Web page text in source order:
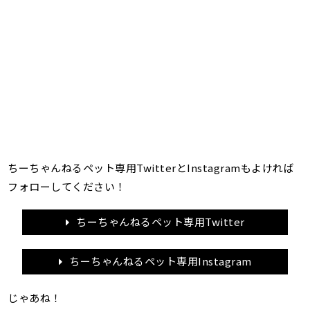
ちーちゃんねるペット専用TwitterとInstagramもよければ
フォローしてください！
ちーちゃんねるペット専用Twitter
ちーちゃんねるペット専用Instagram
じゃあね！